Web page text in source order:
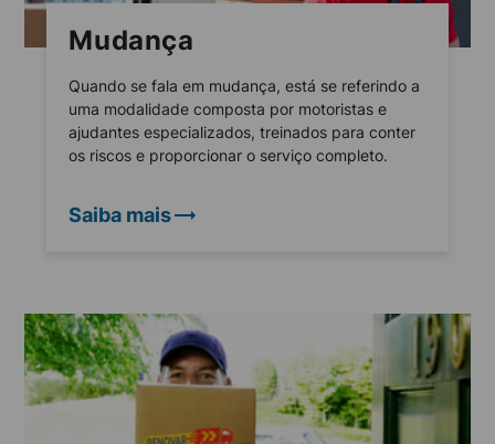
Mudança
Quando se fala em mudança, está se referindo a
uma modalidade composta por motoristas e
ajudantes especializados, treinados para conter
os riscos e proporcionar o serviço completo.
Saiba mais